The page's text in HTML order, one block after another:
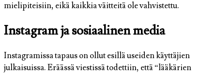
mielipiteisiin, eikä kaikkia väitteitä ole vahvistettu.
Instagram ja sosiaalinen media
Instagramissa tapaus on ollut esillä useiden käyttäjien
julkaisuissa. Eräässä viestissä todettiin, että “lääkärien